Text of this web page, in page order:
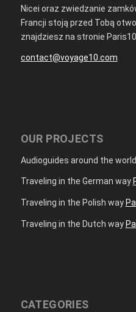
Nicei oraz zwiedzanie
Francji stoją przed Tobą
znajdziesz na stronie
contact@voyage10.com
OUR PROJECTS
Audioguides around the world
Traveling in the German way
Traveling in the Polish way
Traveling in the Dutch way
CATEGORIES